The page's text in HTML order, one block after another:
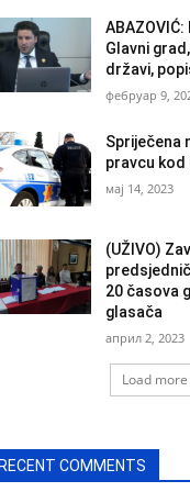
Glavni
državi,
фебруар 9,
Spriječena
pravcu kod
мај 14, 2023
(UŽIVO)
20 časova
glasača
април 2, 2023
Load more
COMMENTS